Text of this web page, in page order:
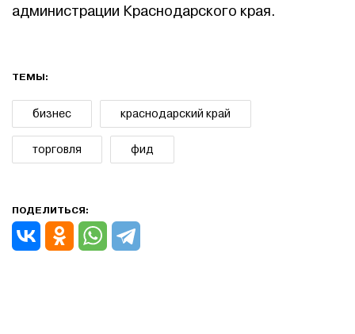
администрации Краснодарского края.
ТЕМЫ:
бизнес краснодарский край
торговля фид
ПОДЕЛИТЬСЯ: